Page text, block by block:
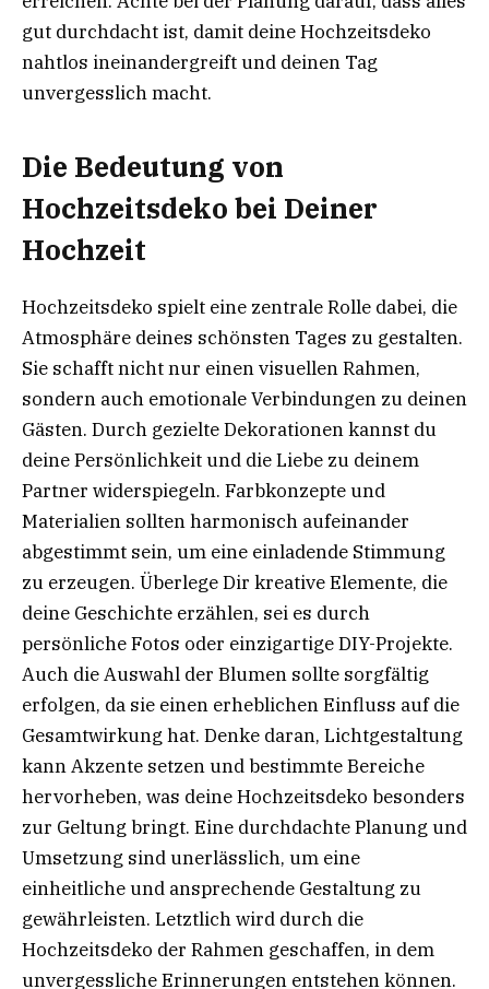
gut durchdacht ist, damit deine Hochzeitsdeko
nahtlos ineinandergreift und deinen Tag
unvergesslich macht.
Die Bedeutung von
Hochzeitsdeko bei Deiner
Hochzeit
Hochzeitsdeko spielt eine zentrale Rolle dabei, die
Atmosphäre deines schönsten Tages zu gestalten.
Sie schafft nicht nur einen visuellen Rahmen,
sondern auch emotionale Verbindungen zu deinen
Gästen. Durch gezielte Dekorationen kannst du
deine Persönlichkeit und die Liebe zu deinem
Partner widerspiegeln. Farbkonzepte und
Materialien sollten harmonisch aufeinander
abgestimmt sein, um eine einladende Stimmung
zu erzeugen. Überlege Dir kreative Elemente, die
deine Geschichte erzählen, sei es durch
persönliche Fotos oder einzigartige DIY-Projekte.
Auch die Auswahl der Blumen sollte sorgfältig
erfolgen, da sie einen erheblichen Einfluss auf die
Gesamtwirkung hat. Denke daran, Lichtgestaltung
kann Akzente setzen und bestimmte Bereiche
hervorheben, was deine Hochzeitsdeko besonders
zur Geltung bringt. Eine durchdachte Planung und
Umsetzung sind unerlässlich, um eine
einheitliche und ansprechende Gestaltung zu
gewährleisten. Letztlich wird durch die
Hochzeitsdeko der Rahmen geschaffen, in dem
unvergessliche Erinnerungen entstehen können.